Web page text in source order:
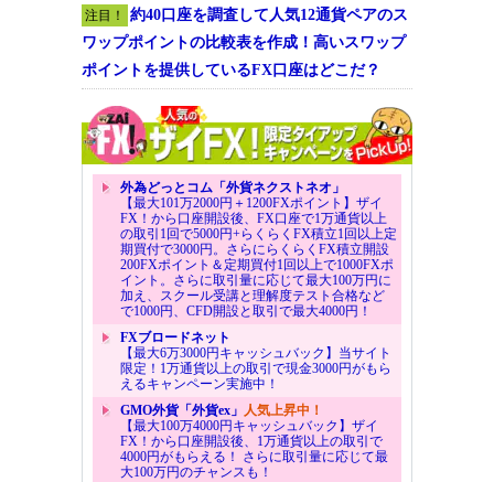
注目！
約40口座を調査して人気12通貨ペアのス
ワップポイントの比較表を作成！高いスワップ
ポイントを提供しているFX口座はどこだ？
外為どっとコム「外貨ネクストネオ」
【最大101万2000円＋1200FXポイント】ザイ
FX！から口座開設後、FX口座で1万通貨以上
の取引1回で5000円+らくらくFX積立1回以上定
期買付で3000円。さらにらくらくFX積立開設
200FXポイント＆定期買付1回以上で1000FXポ
イント。さらに取引量に応じて最大100万円に
加え、スクール受講と理解度テスト合格など
で1000円、CFD開設と取引で最大4000円！
FXブロードネット
【最大6万3000円キャッシュバック】当サイト
限定！1万通貨以上の取引で現金3000円がもら
えるキャンペーン実施中！
GMO外貨「外貨ex」 人気上昇中！
【最大100万4000円キャッシュバック】ザイ
FX！から口座開設後、1万通貨以上の取引で
4000円がもらえる！ さらに取引量に応じて最
大100万円のチャンスも！